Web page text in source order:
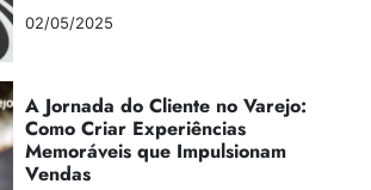
02/05/2025
A Jornada do Cliente no Varejo:
Como Criar Experiências
Memoráveis que Impulsionam
Vendas